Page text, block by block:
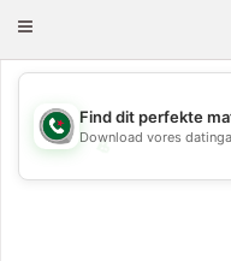
Toggle
💖
Find dit perfekte
Download vores